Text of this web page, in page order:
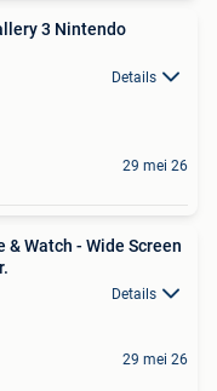
3 Nintendo
Details
29 mei 26
& Watch - Wide Screen
Details
29 mei 26